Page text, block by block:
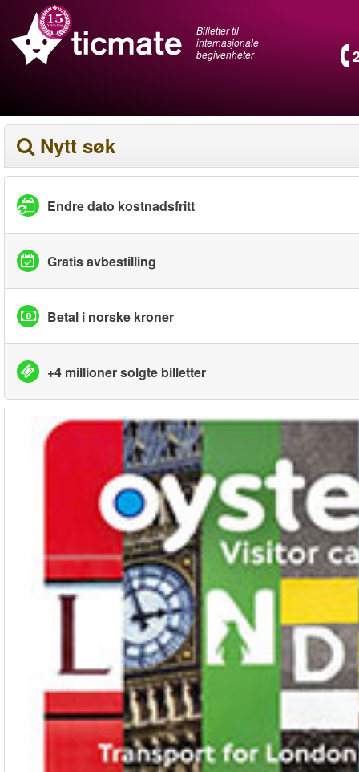
Billetter til
internasjonale
begivenheter
Nytt søk
Endre dato kostnadsfritt
Gratis avbestilling
Betal i norske kroner
+4 millioner solgte billetter